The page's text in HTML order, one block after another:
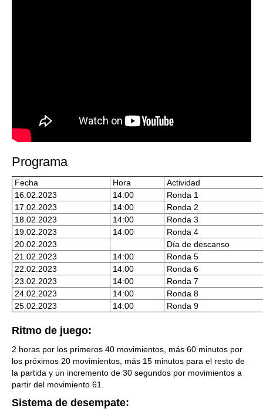
Programa
Fecha Hora
Actividad
16.02.2023
14:00
Ronda 1
17.02.2023
14:00
Ronda 2
18.02.2023
14:00
Ronda 3
19.02.2023
14:00
Ronda 4
20.02.2023
Día de descanso
21.02.2023
14:00
Ronda 5
22.02.2023
14:00
Ronda 6
23.02.2023
14:00
Ronda 7
24.02.2023
14:00
Ronda 8
25.02.2023
14:00 Ronda 9
Ritmo de juego:
2 horas por los primeros 40 movimientos, más 60 minutos por
los próximos 20 movimientos, más 15 minutos para el resto de
la partida y un incremento de 30 segundos por movimientos a
partir del movimiento 61.
Sistema de desempate: